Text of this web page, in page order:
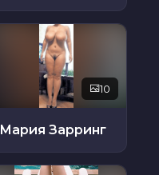
10
Мария Зарринг